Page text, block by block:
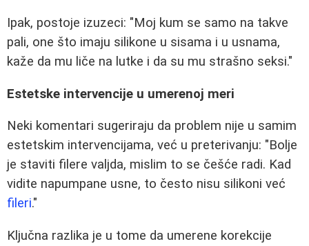
Ipak, postoje izuzeci: "Moj kum se samo na takve
pali, one što imaju silikone u sisama i u usnama,
kaže da mu liče na lutke i da su mu strašno seksi."
Estetske intervencije u umerenoj meri
Neki komentari sugeriraju da problem nije u samim
estetskim intervencijama, već u preterivanju: "Bolje
je staviti filere valjda, mislim to se češće radi. Kad
vidite napumpane usne, to često nisu silikoni već
fileri."
Ključna razlika je u tome da umerene korekcije